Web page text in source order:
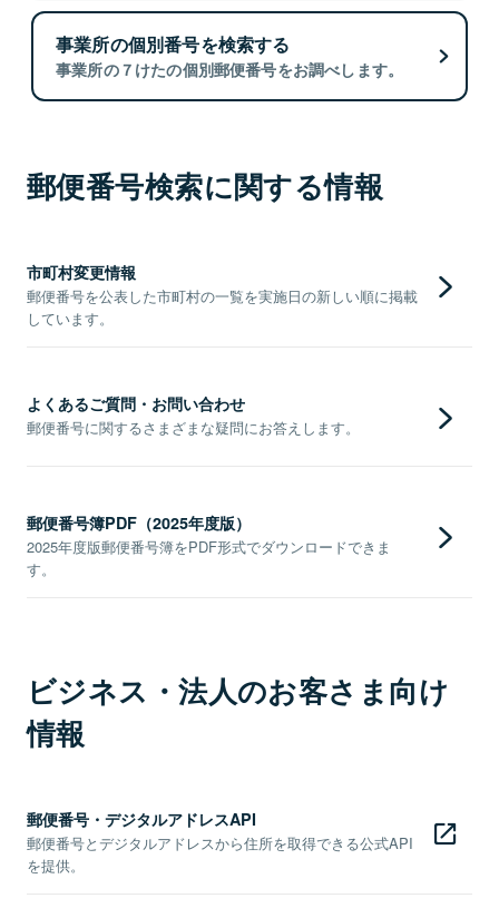
事業所の個別番号を検索する
事業所の７けたの個別郵便番号をお調べします。
郵便番号検索に関する情報
市町村変更情報
郵便番号を公表した市町村の一覧を実施日の新しい順に掲載
しています。
よくあるご質問・お問い合わせ
郵便番号に関するさまざまな疑問にお答えします。
郵便番号簿PDF（2025年度版）
2025年度版郵便番号簿をPDF形式でダウンロードできま
す。
ビジネス・法人のお客さま向け
情報
郵便番号・デジタルアドレスAPI
郵便番号とデジタルアドレスから住所を取得できる公式API
を提供。